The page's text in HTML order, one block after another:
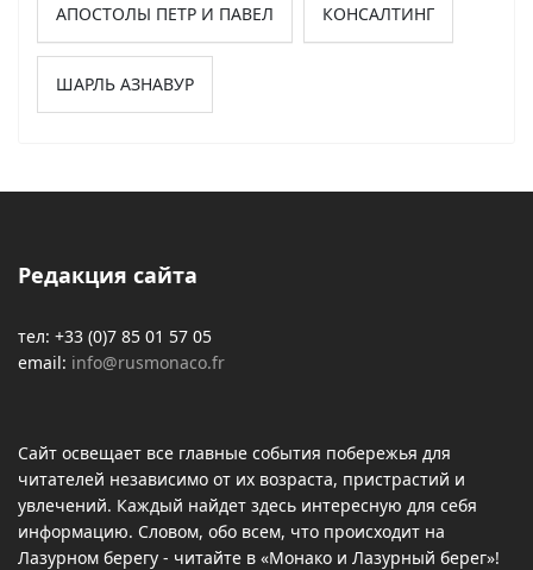
АПОСТОЛЫ ПЕТР И ПАВЕЛ КОНСАЛТИНГ
ШАРЛЬ АЗНАВУР
Редакция сайта
тел: +33 (0)7 85 01 57 05
email: info@rusmonaco.fr
Сайт освещает все главные события побережья для
читателей независимо от их возраста, пристрастий и
увлечений. Каждый найдет здесь интересную для себя
информацию. Словом, обо всем, что происходит на
Лазурном берегу - читайте в «Монако и Лазурный берег»!